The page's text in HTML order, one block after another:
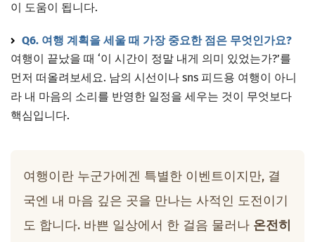
이 도움이 됩니다.
Q6. 여행 계획을 세울 때 가장 중요한 점은 무엇인가요?
여행이 끝났을 때 ‘이 시간이 정말 내게 의미 있었는가?’를
먼저 떠올려보세요. 남의 시선이나 sns 피드용 여행이 아니
라 내 마음의 소리를 반영한 일정을 세우는 것이 무엇보다
핵심입니다.
여행이란 누군가에겐 특별한 이벤트이지만, 결
국엔 내 마음 깊은 곳을 만나는 사적인 도전이기
도 합니다. 바쁜 일상에서 한 걸음 물러나 온전히